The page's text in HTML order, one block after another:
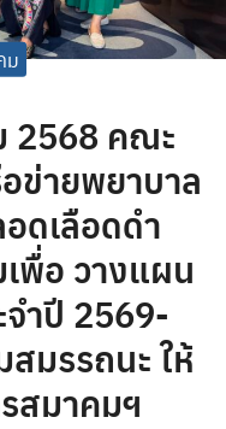
ม
2568 คณะ
ข่ายพยาบาล
ดเลือดดำ
พื่อ วางแผน
จำปี 2569-
มรรถนะ ให้
สมาคมฯ